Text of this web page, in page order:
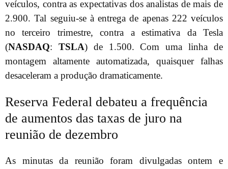
veículos, contra as expectativas dos analistas de mais de
2.900. Tal seguiu-se à entrega de apenas 222 veículos
no terceiro trimestre, contra a estimativa da Tesla
(NASDAQ: TSLA) de 1.500. Com uma linha de
montagem altamente automatizada, quaisquer falhas
desaceleram a produção dramaticamente.
Reserva Federal debateu a frequência
de aumentos das taxas de juro na
reunião de dezembro
As minutas da reunião foram divulgadas ontem e